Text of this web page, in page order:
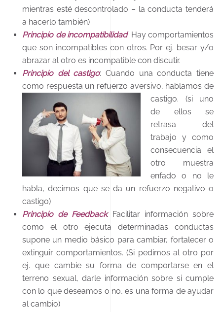
mientras esté descontrolado – la conducta tenderá
a hacerlo también)
Principio de incompatibilidad: Hay comportamientos
que son incompatibles con otros. Por ej. besar y/o
abrazar al otro es incompatible con discutir.
Principio del castigo: Cuando una conducta tiene
como respuesta un refuerzo aversivo, hablamos de
castigo. (si uno
de ellos se
retrasa del
trabajo y como
consecuencia el
otro muestra
enfado o no le
habla, decimos que se da un refuerzo negativo o
castigo)
Principio de Feedback: Facilitar información sobre
como el otro ejecuta determinadas conductas
supone un medio básico para cambiar, fortalecer o
extinguir comportamientos. (Si pedimos al otro por
ej. que cambie su forma de comportarse en el
terreno sexual, darle información sobre si cumple
con lo que deseamos o no, es una forma de ayudar
al cambio)